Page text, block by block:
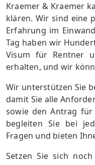
Kraemer & Kraemer
klären. Wir sind eine
Erfahrung im
Tag haben wir
Visum für Rentner
erhalten, und wir
Wir unterstützen Sie
damit Sie alle
sowie den Antrag
begleiten Sie bei
Fragen und bieten
Setzen Sie sich